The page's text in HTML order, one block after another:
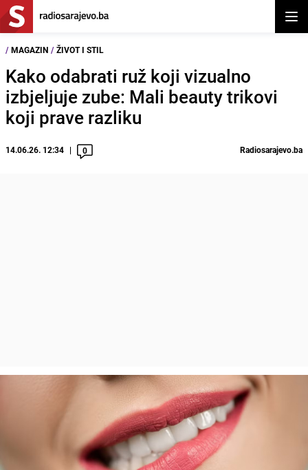
/ MAGAZIN / ŽIVOT I STIL
Kako odabrati ruž koji vizualno
izbjeljuje zube: Mali beauty trikovi
koji prave razliku
14.06.26. 12:34 0 Radiosarajevo.ba